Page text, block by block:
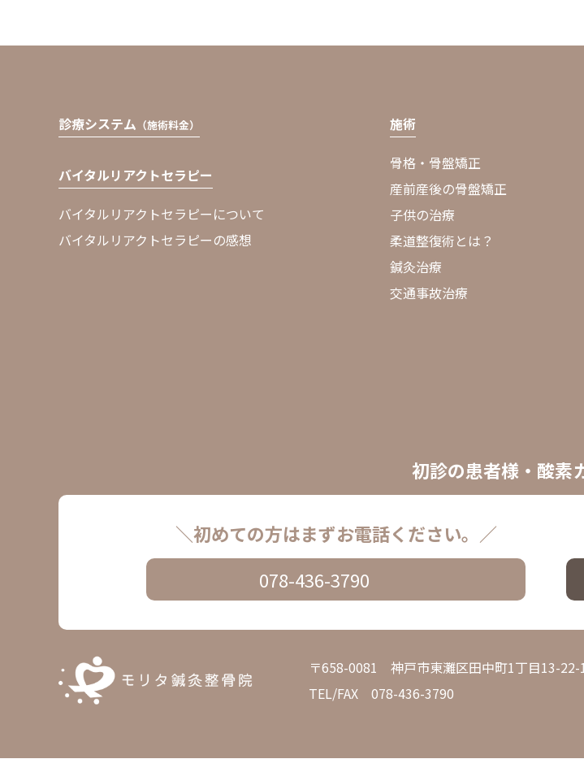
診療システム （施術料金）
バイタルリアクトセラピー
バイタルリアクトセラピーについて
バイタルリアクトセラピーの感想
施術
骨格・骨盤矯正
産前産後の骨盤矯正
子供の治療
柔道整復術とは？
鍼灸治療
交通事故治療
初診の患者様・酸素
＼初めての方はまずお電話ください。／
078-436-3790
〒658-0081 神戸市東灘区田中町1丁目13-22-
TEL/FAX 078-436-3790